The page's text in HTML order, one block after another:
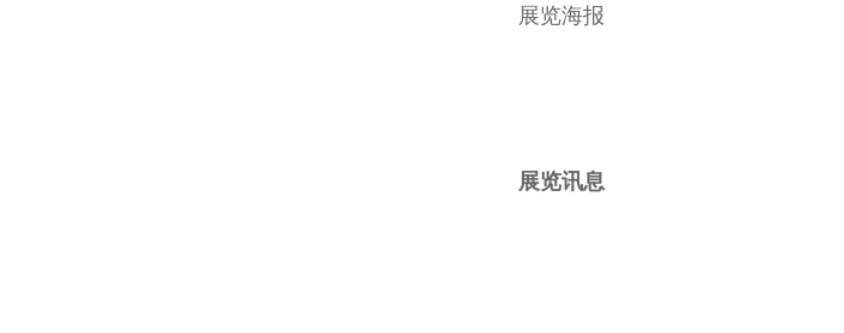
展览海报
展览讯息